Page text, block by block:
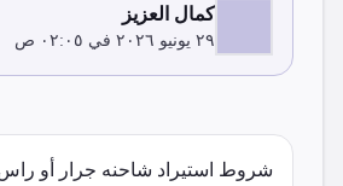
كمال العزيز
٢٩ يونيو ٢٠٢٦ في ٠٢:٠٥ ص